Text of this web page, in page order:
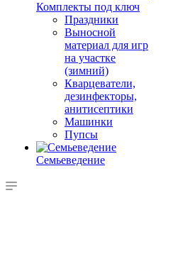
Комплекты под ключ
Праздники
Выносной
материал для игр
на участке
(зимний)
Кварцеватели,
дезинфекторы,
анитисептики
Машинки
Пупсы
Семьеведение